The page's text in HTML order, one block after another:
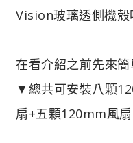
Vision玻璃透側機殼
在看介紹之前先來
▼總共可安裝八顆
扇+五顆120mm風扇